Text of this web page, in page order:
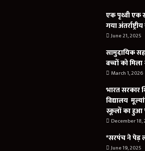
एक पृथ्वी एक
गया
June 21, 2025
सामुदायिक
बच्चों को
March 1, 2026
भारत सरकार
विद्यालय
स्कूलों का हुआ
December 18,
*सरपंच ने पेड़
June 19, 2025